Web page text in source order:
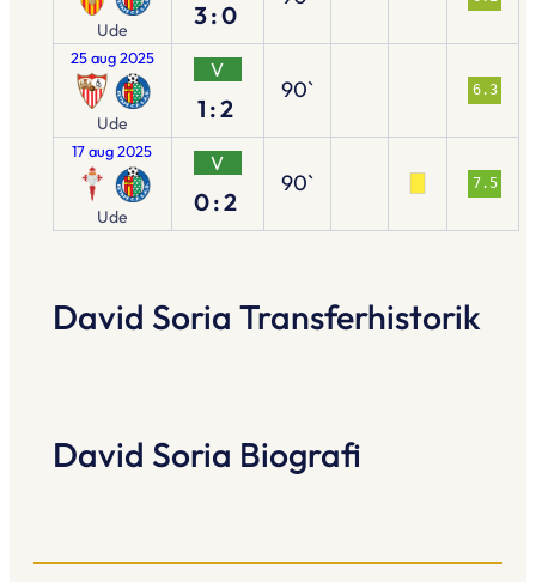
Ude 3:0
25 aug 2025
Ude
V
1:2
90` 6.3
17 aug 2025
Ude
V
0:2
90` 7.5
David Soria Transferhistorik
David Soria Biografi